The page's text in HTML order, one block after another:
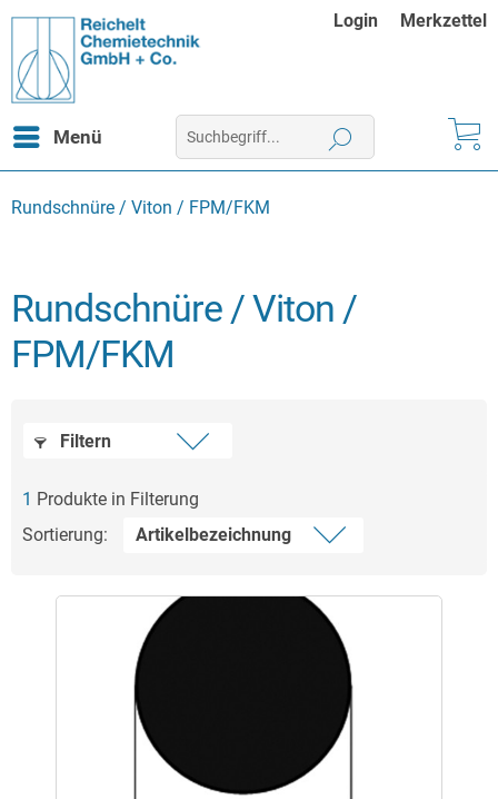
Login Merkzettel
Menü
Rundschnüre / Viton / FPM/FKM
Rundschnüre / Viton /
FPM/FKM
Filtern
1 Produkte in Filterung
Sortierung: